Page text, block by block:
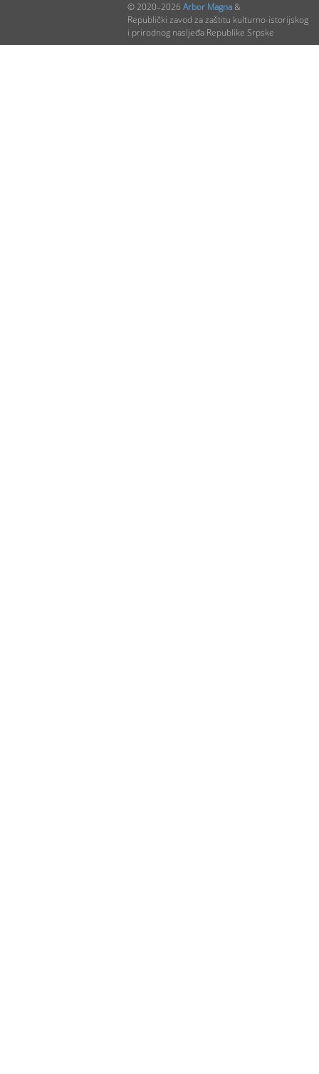
© 2020–2026 Arbor Magna&
Republički zavod za zaštitu kulturno-istorijskog
i prirodnog nasljeđa Republike Srpske